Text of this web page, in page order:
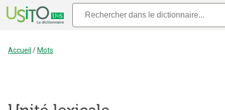
Accueil / Mots